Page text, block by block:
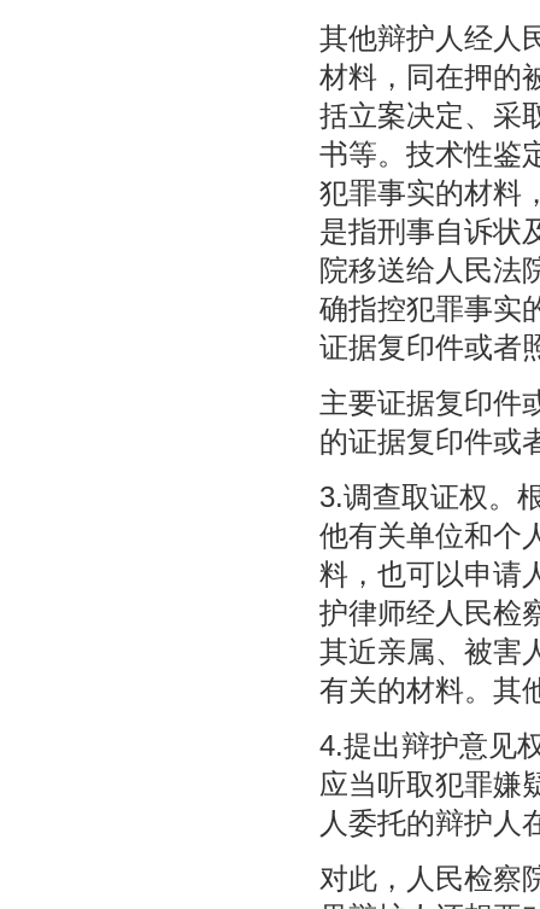
其他辩护人经人
材料，同在押的
括立案决定、采
书等。技术性鉴
犯罪事实的材料
是指刑事自诉状
院移送给人民法
确指控犯罪事实
证据复印件或者
主要证据复印件
的证据复印件或
3.调查取证权。
他有关单位和个
料，也可以申请
护律师经人民检
其近亲属、被害
有关的材料。其
4.提出辩护意见
应当听取犯罪嫌
人委托的辩护人
对此，人民检察